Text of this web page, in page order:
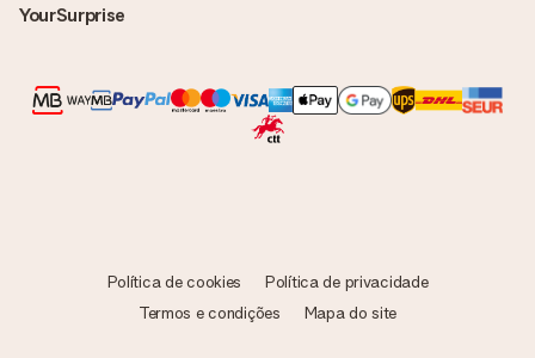
YourSurprise
Política de cookies
Política de privacidade
Termos e condições
Mapa do site